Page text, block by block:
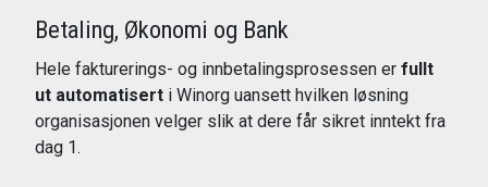
Betaling, Økonomi og Bank
Hele fakturerings- og innbetalingsprosessen er fullt
ut automatisert i Winorg uansett hvilken løsning
organisasjonen velger slik at dere får sikret inntekt fra
dag 1.